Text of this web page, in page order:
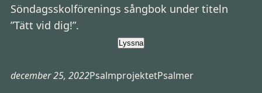
Söndagsskolförenings sångbok under titeln
”Tätt vid dig!”.
Lyssna
december 25, 2022PsalmprojektetPsalmer